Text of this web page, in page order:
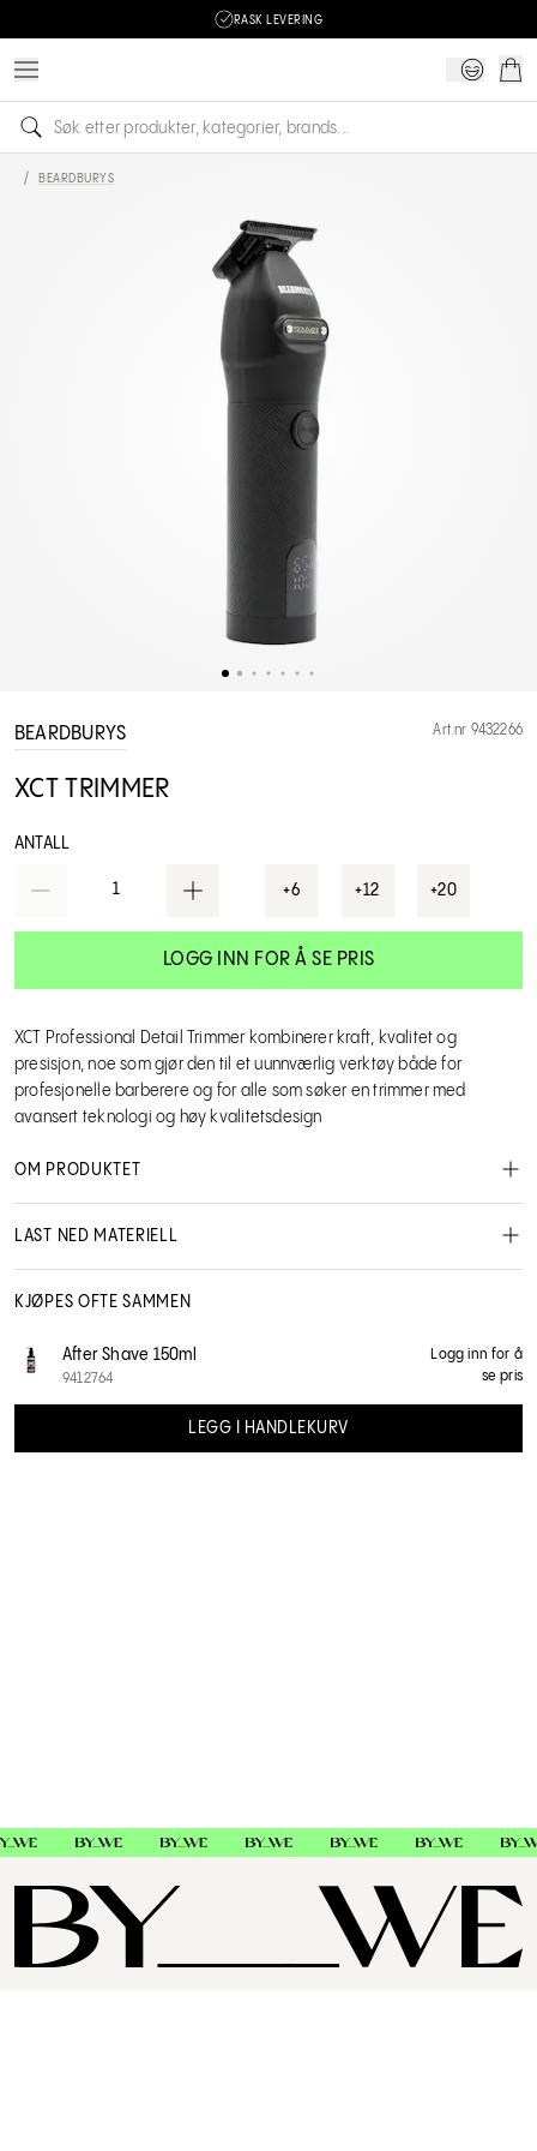
RASK LEVERING
/ BEARDBURYS
BEARDBURYS Art.nr 9432266
XCT TRIMMER
ANTALL
1 +6 +12 +20
LOGG INN FOR Å SE PRIS
XCT Professional Detail Trimmer kombinerer kraft, kvalitet og
presisjon, noe som gjør den til et uunnværlig verktøy både for
profesjonelle barberere og for alle som søker en trimmer med
avansert teknologi og høy kvalitetsdesign
OM PRODUKTET
LAST NED MATERIELL
NO User manual
KJØPES OFTE SAMMEN
After Shave 150ml
9412764
Logg inn for å
se pris
LEGG I HANDLEKURV